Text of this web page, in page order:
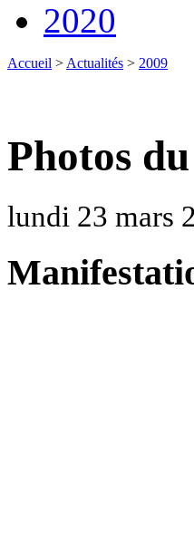
2020
Accueil > Actualités > 2009
Photos
lundi 23 mars